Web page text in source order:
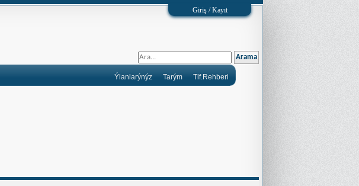
Giriş / Kayıt
Tlf.Rehberi
Tarým
Ýlanlarýnýz